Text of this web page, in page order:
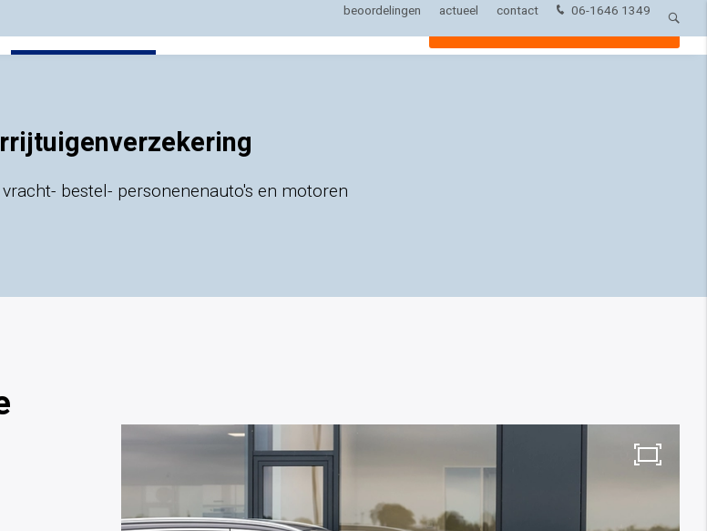
06-1646 1349
beoordelingen actueel contact
bestel- personenenauto's en motoren